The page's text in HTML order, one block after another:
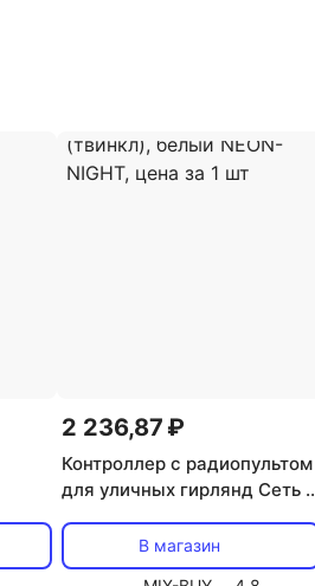
1 шт
2 236,87 ₽
Контроллер с радиопультом
для уличных гирлянд Сеть и
белый NEON-NIGHT, цена за
1 шт
В магазин